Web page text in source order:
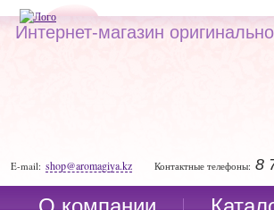
Интернет-магазин
E-mail: shop@aromagiya.kz Контактные телефоны: 8